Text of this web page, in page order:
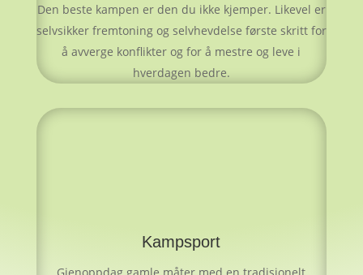
Den beste kampen er den du ikke kjemper. Likevel er
selvsikker fremtoning og selvhevdelse første skritt for
å avverge konflikter og for å mestre og leve i
hverdagen bedre.
Kampsport
Gjenoppdag gamle måter med en tradisjonelt